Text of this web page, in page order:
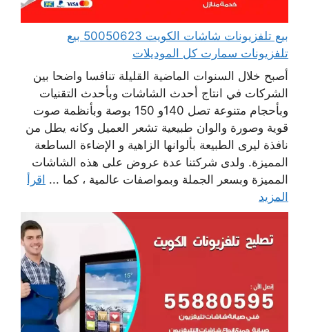
بيع تلفزيونات شاشات الكويت 50050623 بيع
تلفزيونات سمارت كل الموديلات
أصبح خلال السنوات الماضية القليلة تنافسا واضحا بين
الشركات في انتاج أحدث الشاشات وبأحدث التقنيات
وبأحجام متنوعة تصل 140و 150 بوصة وبأنظمة صوت
قوية وصورة والوان طبيعية تشعر العميل وكانه يطل من
نافذة ليرى الطبيعة بألوانها الزاهية و الإضاءة الساطعة
المميزة. ولدى شركتنا عدة عروض على هذه الشاشات
المميزة وبسعر الجملة وبمواصفات عالمية ، كما ... اقرأ
المزيد